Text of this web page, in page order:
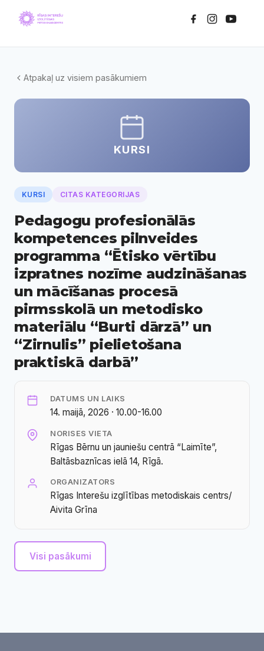
Atpakaļ uz visiem pasākumiem
KURSI
KURSI CITAS KATEGORIJAS
Pedagogu profesionālās
kompetences pilnveides
programma “Ētisko vērtību
izpratnes nozīme audzināšanas
un mācīšanas procesā
pirmsskolā un metodisko
materiālu “Burti dārzā” un
“Zirnulis” pielietošana
praktiskā darbā”
DATUMS UN LAIKS
14. maijā, 2026 · 10.00-16.00
NORISES VIETA
Rīgas Bērnu un jauniešu centrā “Laimīte”,
Baltāsbaznīcas ielā 14, Rīgā.
ORGANIZATORS
Rīgas Interešu izglītības metodiskais centrs/
Aivita Grīna
Visi pasākumi